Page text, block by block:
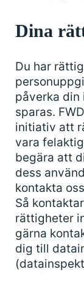
Dina
Du har
påverka din
sparas.
initiativ att
vara
begära att
dess
kontakta
Så
rättigheter
gärna
dig till